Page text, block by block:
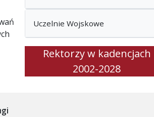
Uczelnie Wojskowe
Rektorzy w kadencjach
2002-2028